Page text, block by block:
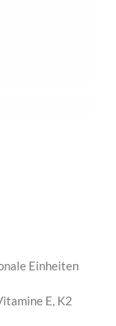
Einheiten
E, K2